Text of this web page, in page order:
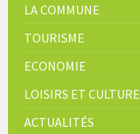
LA COMMUNE
TOURISME
ECONOMIE
LOISIRS ET CULTURE
ACTUALITÉS